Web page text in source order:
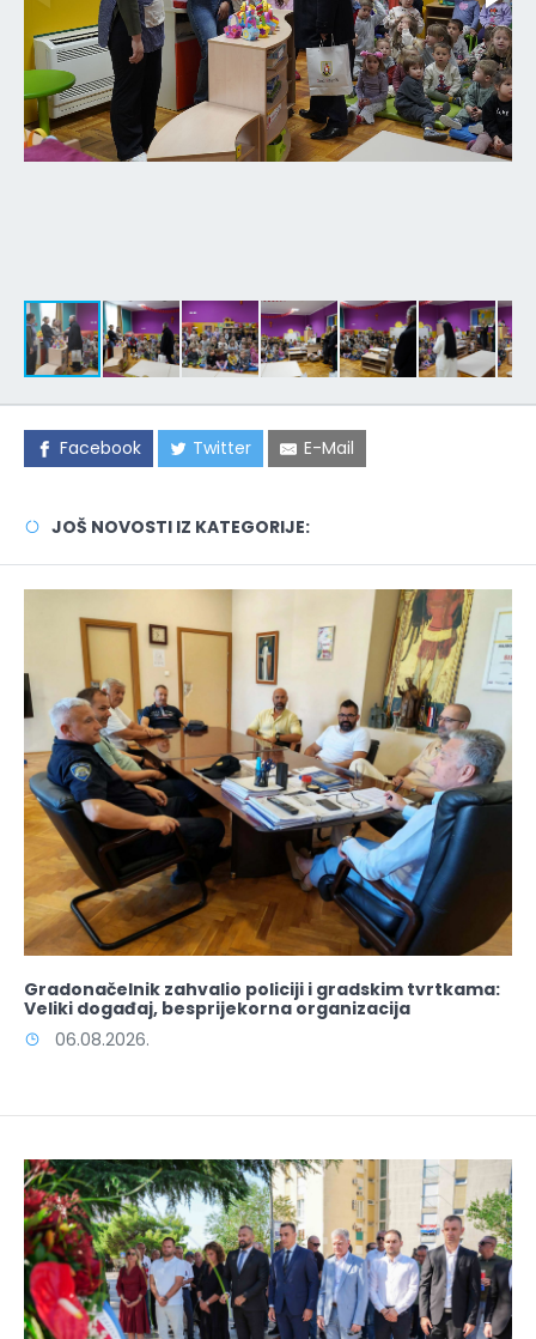
Facebook Twitter E-Mail
JOŠ NOVOSTI IZ KATEGORIJE:
Gradonačelnik zahvalio policiji i gradskim tvrtkama:
Veliki događaj, besprijekorna organizacija
06.08.2026.